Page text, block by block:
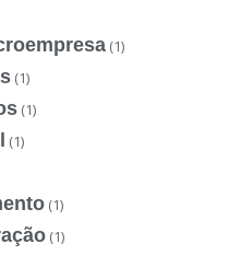
(1)
(1)
(1)
(1)
(1)
(1)